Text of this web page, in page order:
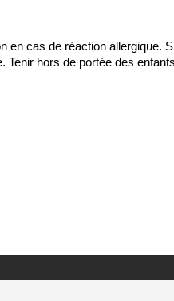
en cas de réaction allergique.
Tenir hors de portée des